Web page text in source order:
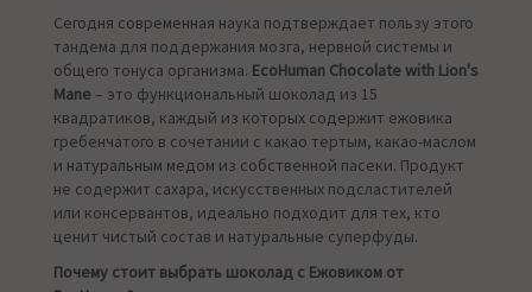
Сегодня современная наука подтверждает пользу этого
тандема для поддержания мозга, нервной системы и
общего тонуса организма. EcoHuman Chocolate with Lion's
Mane – это функциональный шоколад из 15
квадратиков, каждый из которых содержит ежовика
гребенчатого в сочетании с какао тертым, какао-маслом
и натуральным медом из собственной пасеки. Продукт
не содержит сахара, искусственных подсластителей
или консервантов, идеально подходит для тех, кто
ценит чистый состав и натуральные суперфуды.
Почему стоит выбрать шоколад с Ежовиком от